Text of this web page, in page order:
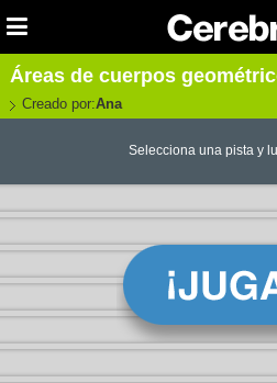
Áreas de cuerpos
Creado por:Ana
Selecciona una pista y